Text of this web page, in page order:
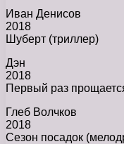
Иван Денисов
2018
Шуберт (триллер)
Дэн
2018
Первый раз
Глеб Волчков
2018
Сезон посадок